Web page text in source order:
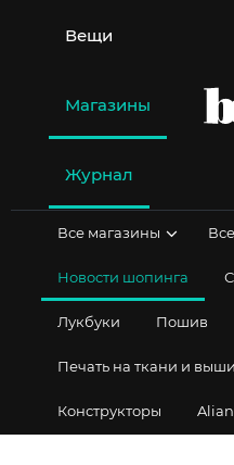
содержимому
Вещи
Магазины
Журнал
Все магазины
Новости шопинга
Лукбуки Пошив
Печать на ткани и
Конструкторы